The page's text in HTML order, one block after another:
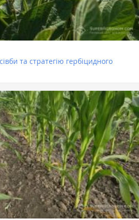
та стратегію гербіцидного